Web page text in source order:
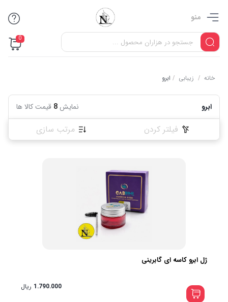
منو
0
خانه / زیبابی / ابرو
ابرو نمایش 8 قیمت کالا ها
فیلتر کردن مرتب سازی
ژل ابرو کاسه ای گابرینی
1.790.000 ریال